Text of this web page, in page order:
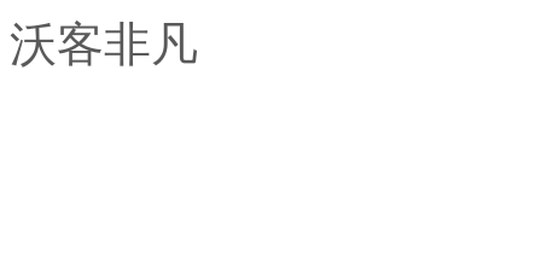
沃客非凡